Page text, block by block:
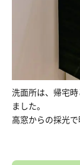
洗面所は、帰宅
ました。
高窓からの採光で